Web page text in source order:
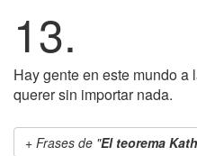
13.
Hay gente en este mundo a
querer sin importar nada.
Frases de "El teorema